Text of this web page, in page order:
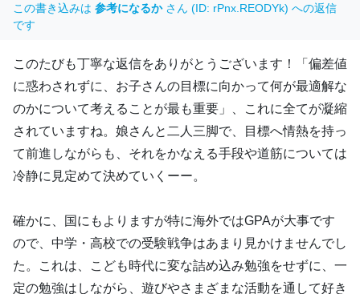
この書き込みは 参考になるか さん (ID: rPnx.REODYk) への返信
です
このたびも丁寧な返信をありがとうございます！「偏差値
に惑わされずに、お子さんの目標に向かって何が最適解な
のかについて考えることが最も重要」、これに全てが凝縮
されていますね。娘さんと二人三脚で、目標へ情熱を持っ
て前進しながらも、それをかなえる手段や道筋については
冷静に見定めて決めていくーー。
確かに、国にもよりますが特に海外ではGPAが大事です
ので、中学・高校での受験戦争はあまり見かけませんでし
た。これは、こども時代に変な詰め込み勉強をせずに、一
定の勉強はしながら、遊びやさまざまな活動を通して好き